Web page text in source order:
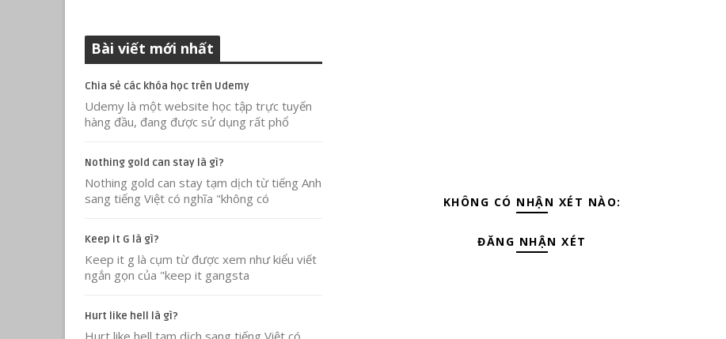
Bài viết mới nhất
Chia sẻ các khóa học trên Udemy
Udemy là một website học tập trực tuyến
hàng đầu, đang được sử dụng rất phổ
Nothing gold can stay là gì?
Nothing gold can stay tạm dịch từ tiếng Anh
sang tiếng Việt có nghĩa "không có
Keep it G là gì?
Keep it g là cụm từ được xem như kiểu viết
ngắn gọn của "keep it gangsta
Hurt like hell là gì?
Hurt like hell tạm dịch sang tiếng Việt có
KHÔNG CÓ NHẬN XÉT NÀO:
ĐĂNG NHẬN XÉT